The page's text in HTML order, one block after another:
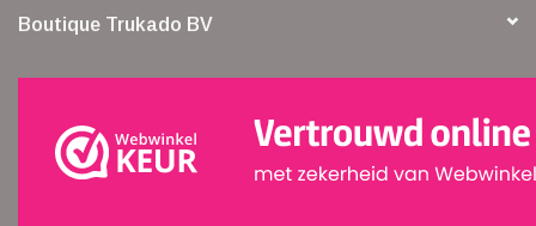
Boutique Trukado BV